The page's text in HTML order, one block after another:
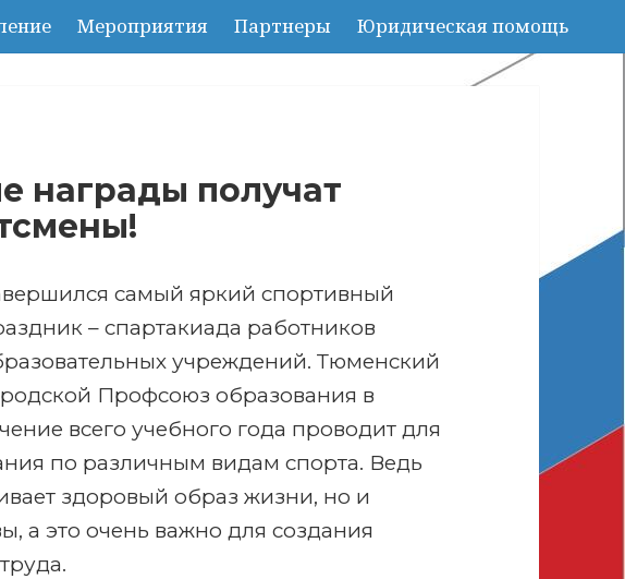
Мероприятия Партнеры Юридическая помощь
награды получат
самый яркий спортивный
– спартакиада работников
учреждений. Тюменский
Профсоюз образования в
всего учебного года проводит для
по различным видам спорта. Ведь
здоровый образ жизни, но и
а это очень важно для создания